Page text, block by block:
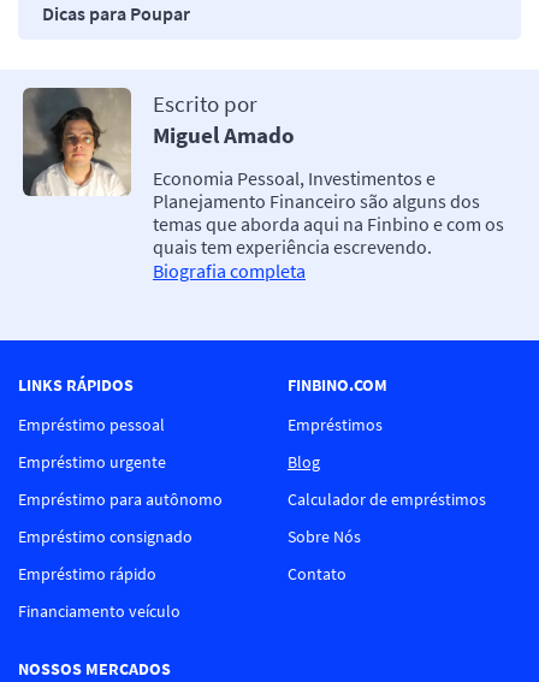
Dicas para Poupar
Escrito por
Miguel Amado
Economia Pessoal, Investimentos e
Planejamento Financeiro são alguns dos
temas que aborda aqui na Finbino e com os
quais tem experiência escrevendo.
Biografia completa
LINKS RÁPIDOS
Empréstimo pessoal
Empréstimo urgente
Empréstimo para autônomo
Empréstimo consignado
Empréstimo rápido
Financiamento veículo
FINBINO.COM
Empréstimos
Blog
Calculador de empréstimos
Sobre Nós
Contato
NOSSOS MERCADOS